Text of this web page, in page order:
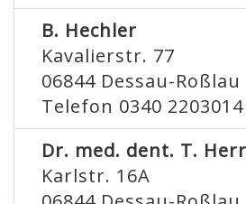
B. Hechler
Kavalierstr. 77
06844 Dessau-Roßlau
Telefon 0340 2203014
Dr. med. dent. T.
Karlstr. 16A